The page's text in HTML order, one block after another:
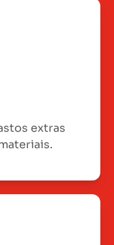
extras